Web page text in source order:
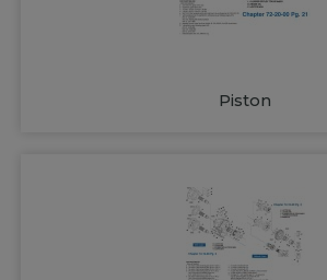
Piston